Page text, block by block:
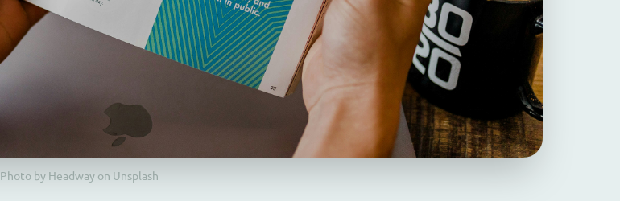
Photo by Headway on Unsplash